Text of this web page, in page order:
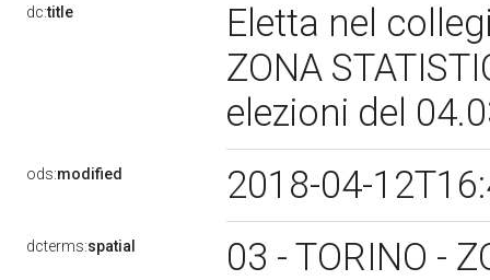
dc:title
Eletta nel
ZONA
elezioni del
ods:modified 2018-04-
dcterms:spatial 03 - TORINO -